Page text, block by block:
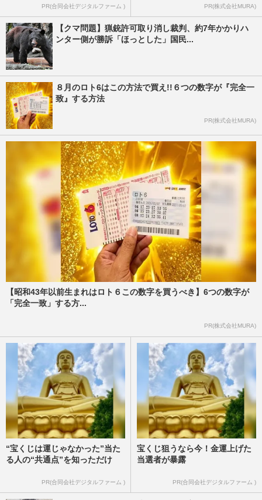
PR(合同会社デジタルファーム ) PR(株式会社MURA)
【クマ問題】猟銃許可取り消し裁判、約7年かかりハ
ンター側が勝訴「ほっとした」国民...
８月のロト6はこの方法で買え!!６つの数字が『完全一
致』する方法
PR(株式会社MURA)
【昭和43年以前生まれはロト６この数字を買うべき】6つの数字が
「完全一致」する方...
PR(株式会社MURA)
“宝くじは運じゃなかった”当た
る人の“共通点”を知っただけ
PR(合同会社デジタルファーム )
宝くじ狙うなら今！金運上げた
当選者が暴露
PR(合同会社デジタルファーム )